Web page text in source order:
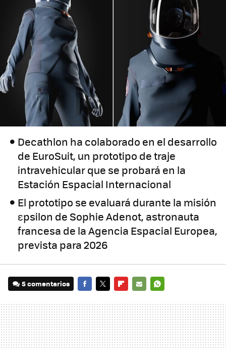
Decathlon ha colaborado en el desarrollo
de EuroSuit, un prototipo de traje
intravehicular que se probará en la
Estación Espacial Internacional
El prototipo se evaluará durante la misión
εpsilon de Sophie Adenot, astronauta
francesa de la Agencia Espacial Europea,
prevista para 2026
5 comentarios
MAIL